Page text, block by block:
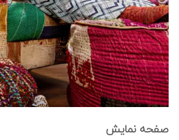
صفحه نمایش